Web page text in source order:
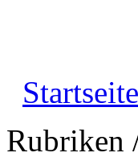
Rubriken